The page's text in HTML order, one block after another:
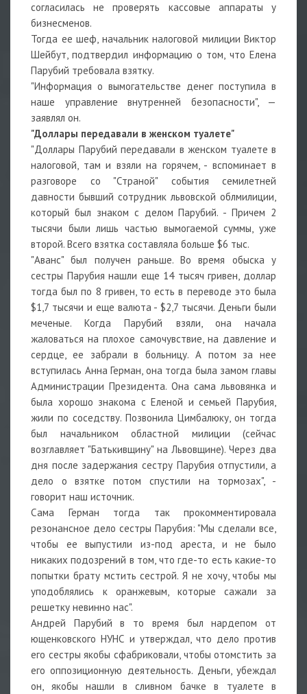
согласилась не проверять кассовые аппараты у
бизнесменов.
Тогда ее шеф, начальник налоговой милиции Виктор
Шейбут, подтвердил информацию о том, что Елена
Парубий требовала взятку.
"Информация о вымогательстве денег поступила в
наше управление внутренней безопасности", —
заявлял он.
"Доллары передавали в женском туалете"
"Доллары Парубий передавали в женском туалете в
налоговой, там и взяли на горячем, - вспоминает в
разговоре со "Страной" события семилетней
давности бывший сотрудник львовской облмилиции,
который был знаком с делом Парубий. - Причем 2
тысячи были лишь частью вымогаемой суммы, уже
второй. Всего взятка составляла больше $6 тыс.
"Аванс" был получен раньше. Во время обыска у
сестры Парубия нашли еще 14 тысяч гривен, доллар
тогда был по 8 гривен, то есть в переводе это была
$1,7 тысячи и еще валюта - $2,7 тысячи. Деньги были
меченые. Когда Парубий взяли, она начала
жаловаться на плохое самочувствие, на давление и
сердце, ее забрали в больницу. А потом за нее
вступилась Анна Герман, она тогда была замом главы
Администрации Президента. Она сама львовянка и
была хорошо знакома с Еленой и семьей Парубия,
жили по соседству. Позвонила Цимбалюку, он тогда
был начальником областной милиции (сейчас
возглавляет "Батькивщину" на Львовщине). Через два
дня после задержания сестру Парубия отпустили, а
дело о взятке потом спустили на тормозах", -
говорит наш источник.
Сама Герман тогда так прокомментировала
резонансное дело сестры Парубия: "Мы сделали все,
чтобы ее выпустили из-под ареста, и не было
никаких подозрений в том, что где-то есть какие-то
попытки брату мстить сестрой. Я не хочу, чтобы мы
уподоблялись к оранжевым, которые сажали за
решетку невинно нас".
Андрей Парубий в то время был нардепом от
ющенковского НУНС и утверждал, что дело против
его сестры якобы сфабриковали, чтобы отомстить за
его оппозиционную деятельность. Деньги, убеждал
он, якобы нашли в сливном бачке в туалете в